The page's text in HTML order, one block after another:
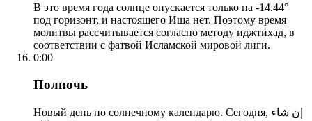
В это время года солнце опускается только на -14.44°
под горизонт, и настоящего Иша нет. Поэтому время
молитвы рассчитывается согласно методу иджтихад, в
соответствии с фатвой Исламской мировой лиги.
0:00
Полночь
Новый день по солнечному календарю. Сегодня, إن شاء